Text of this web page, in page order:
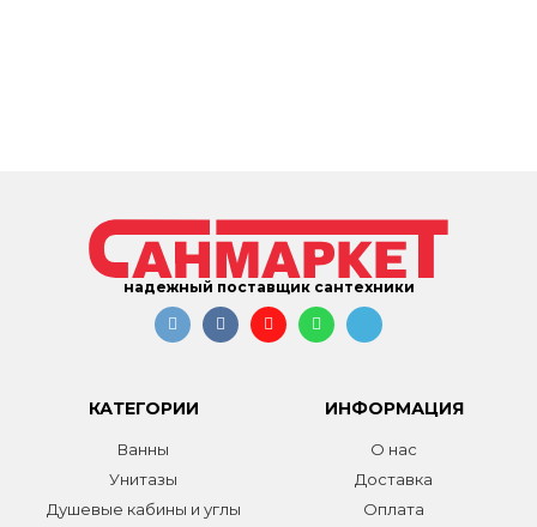
надежный поставщик сантехники
КАТЕГОРИИ
Ванны
Унитазы
Душевые кабины и углы
ИНФОРМАЦИЯ
О нас
Доставка
Оплата